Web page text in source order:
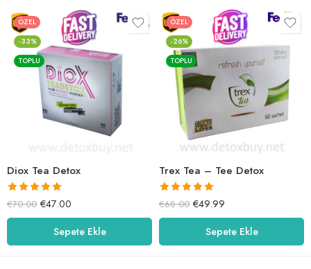
ÖZEL
-33%
TOPLU
Diox Tea Detox
5 üzerinden
5.00oy aldı
€70.00 €47.00
Sepete Ekle
ÖZEL
-26%
TOPLU
Trex Tea – Tee Detox
5 üzerinden
5.00oy aldı
€68.00 €49.99
Sepete Ekle